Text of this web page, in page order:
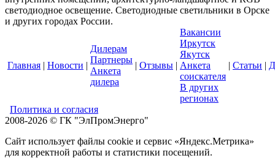
светодиодное освещение. Светодиодные светильники в Орске
и других городах России.
Главная | Новости |
Дилерам
Партнеры
Анкета
дилера
| Отзывы |
Вакансии
Иркутск
Якутск
Анкета
соискателя
В других
регионах
| Статьи |
Политика и согласия
2008-2026 © ГК "ЭлПромЭнерго"
Сайт использует файлы cookie и сервис «Яндекс.Метрика»
для корректной работы и статистики посещений.